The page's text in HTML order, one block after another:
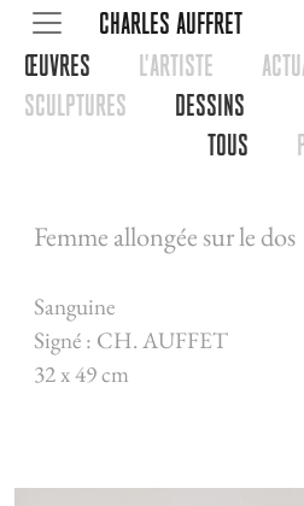
CHARLES AUFFRET
œUVRES
L'ARTISTE
SCULPTURES
DESSINS
TOUS
Femme allongée sur le dos
Sanguine
Signé : CH. AUFFET
32 x 49 cm